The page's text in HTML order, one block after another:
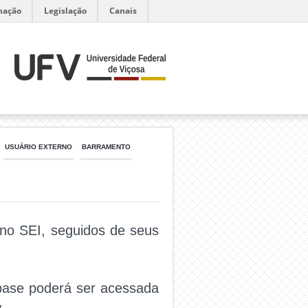
Legislação Canais
USUÁRIO EXTERNO BARRAMENTO
SEI, seguidos de seus
poderá ser acessada